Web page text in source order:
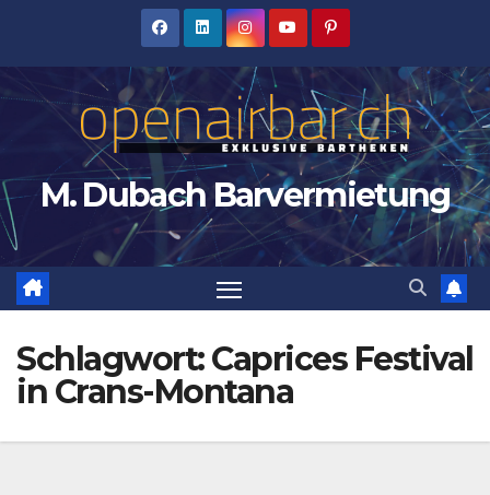
M. Dubach Barvermietung
Schlagwort:Caprices Festival
in Crans-Montana